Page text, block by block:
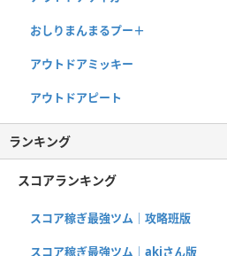
おしりまんまるプー＋
アウトドアミッキー
アウトドアピート
ランキング
スコアランキング
スコア稼ぎ最強ツム｜攻略班版
スコア稼ぎ最強ツム｜akiさん版